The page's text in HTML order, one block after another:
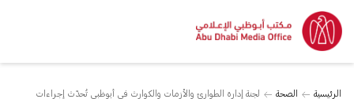
الرئيسية الصحة
لجنة إدارة الطوارئ والأزمات والكوارث في أبوظبي تُحدّث إجراءات